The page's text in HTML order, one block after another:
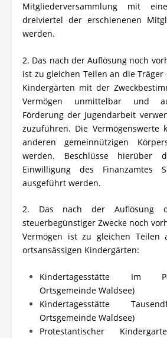
Mitgliederversammlung mit
dreiviertel der erschienenen
werden.
2. Das nach der Auflösung noch
ist zu gleichen Teilen an die Träger
Kindergärten mit der
Vermögen unmittelbar und
Förderung der Jugendarbeit
zuzuführen. Die Vermögenswerte
anderen gemeinnützigen
werden. Beschlüsse hierüber
Einwilligung des Finanzamtes
ausgeführt werden.
2. Das nach der Auflösung
steuerbegünstiger Zwecke noch
Vermögen ist zu gleichen Teilen
ortsansässigen Kindergärten:
Kindertagesstätte Im
Ortsgemeinde Waldsee)
Kindertagesstätte
Ortsgemeinde Waldsee)
Protestantischer